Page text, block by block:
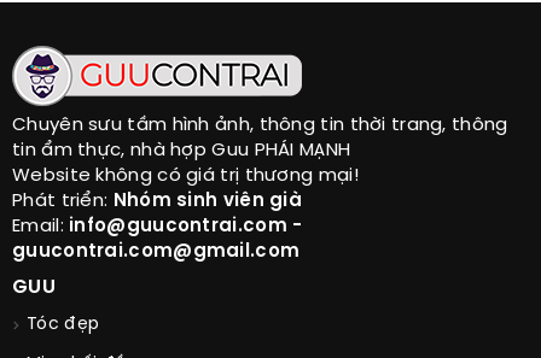
Chuyên sưu tầm hình ảnh, thông tin thời trang, thông
tin ẩm thực, nhà hợp Guu PHÁI MẠNH
Website không có giá trị thương mại!
Phát triển: Nhóm sinh viên già
Email: info@guucontrai.com -
guucontrai.com@gmail.com
GUU
Tóc đẹp